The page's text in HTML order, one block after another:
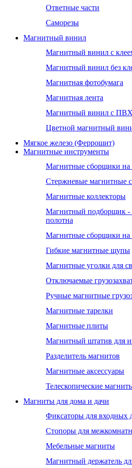
Ответные части
Саморезы
Магнитный винил
Магнитный винил с
Магнитный винил без
Магнитная фотобумага
Магнитная лента
Магнитный винил с ПВХ
Цветной магнитный
Мягкое железо (Феррошит)
Магнитные инструменты
Магнитные сборщики на
Стержневые магнитные
Магнитные коллекторы
Магнитный подборщик -
полотна
Магнитные сборщики на
Гибкие магнитные щупы
Магнитные уголки для
Отключаемые
Ручные магнитные
Магнитные тарелки
Магнитные плиты
Магнитный штатив для
Разделитель магнитов
Магнитные аксессуары
Телескопические
Магниты для дома и дачи
Фиксаторы для входных
Стопоры для
Мебельные магниты
Магнитный держатель